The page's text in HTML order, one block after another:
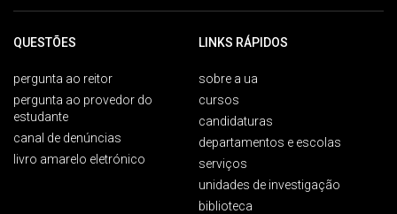
QUESTÕES
pergunta ao reitor
pergunta ao provedor do
estudante
canal de denúncias
livro amarelo eletrónico
LINKS RÁPIDOS
sobre a ua
cursos
candidaturas
departamentos e escolas
serviços
unidades de investigação
biblioteca